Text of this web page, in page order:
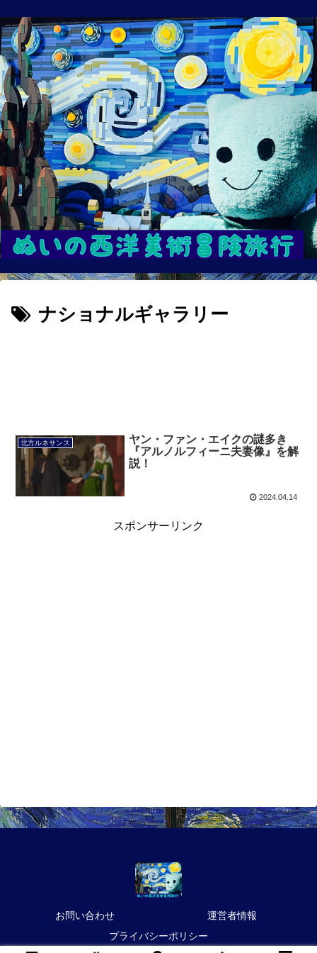
ナショナルギャラリー
北方ルネサンス
ヤン・ファン・エイクの謎多き
『アルノルフィーニ夫妻像』を解
説！
2024.04.14
スポンサーリンク
お問い合わせ
運営者情報
プライバシーポリシー